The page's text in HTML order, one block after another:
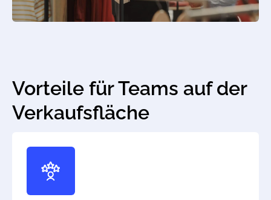
Vorteile für Teams auf der
Verkaufsfläche